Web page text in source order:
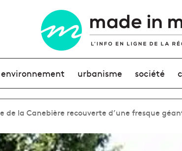
environnement urbanisme société
de la Canebière recouverte d’une fresque